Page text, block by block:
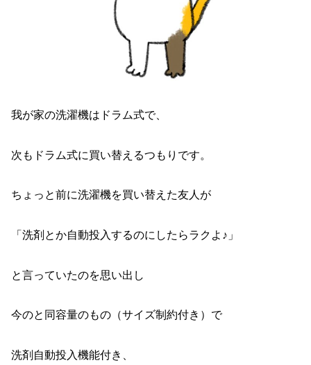
我が家の洗濯機はドラム式で、
次もドラム式に買い替えるつもりです。
ちょっと前に洗濯機を買い替えた友人が
「洗剤とか自動投入するのにしたらラクよ♪」
と言っていたのを思い出し
今のと同容量のもの（サイズ制約付き）で
洗剤自動投入機能付き、